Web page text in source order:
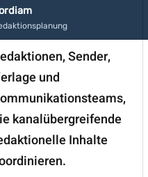
Sender,
und
kanalübergreifende
Inhalte